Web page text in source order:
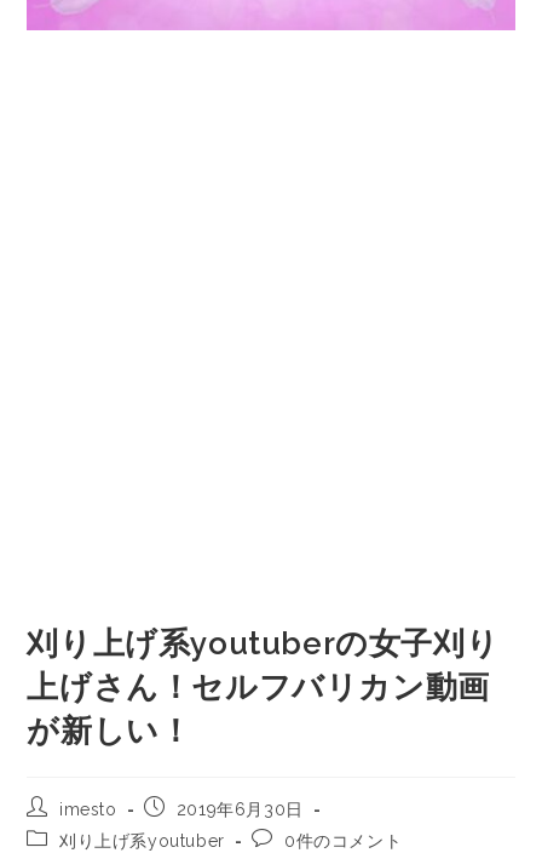
刈り上げ系youtuberの女子刈り
上げさん！セルフバリカン動画
が新しい！
imesto
2019年6月30日
刈り上げ系youtuber
0件のコメント